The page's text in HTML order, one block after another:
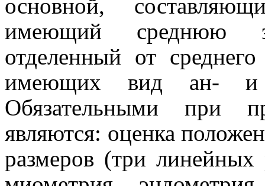
основной,
имеющий среднюю
отделенный от
имеющих вид ан- и
Обязательными при
являются: оценка
размеров (три линейных